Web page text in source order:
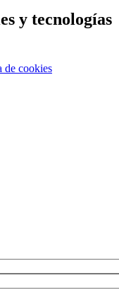
y tecnologías
de cookies